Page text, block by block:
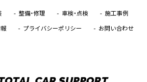
整備・修理 車検・点検
施工事例
プライバシーポリシー お問い合わせ